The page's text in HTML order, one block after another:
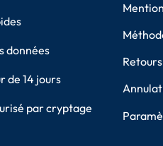
données
de 14 jours
par cryptage